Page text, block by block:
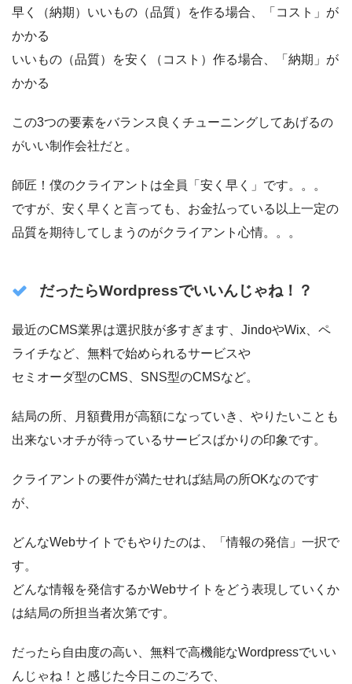
早く（納期）いいもの（品質）を作る場合、「コスト」が
かかる
いいもの（品質）を安く（コスト）作る場合、「納期」が
かかる
この3つの要素をバランス良くチューニングしてあげるの
がいい制作会社だと。
師匠！僕のクライアントは全員「安く早く」です。。。
ですが、安く早くと言っても、お金払っている以上一定の
品質を期待してしまうのがクライアント心情。。。
だったらWordpressでいいんじゃね！？
最近のCMS業界は選択肢が多すぎます、JindoやWix、ペ
ライチなど、無料で始められるサービスや
セミオーダ型のCMS、SNS型のCMSなど。
結局の所、月額費用が高額になっていき、やりたいことも
出来ないオチが待っているサービスばかりの印象です。
クライアントの要件が満たせれば結局の所OKなのです
が、
どんなWebサイトでもやりたのは、「情報の発信」一択で
す。
どんな情報を発信するかWebサイトをどう表現していくか
は結局の所担当者次第です。
だったら自由度の高い、無料で高機能なWordpressでいい
んじゃね！と感じた今日このごろで、